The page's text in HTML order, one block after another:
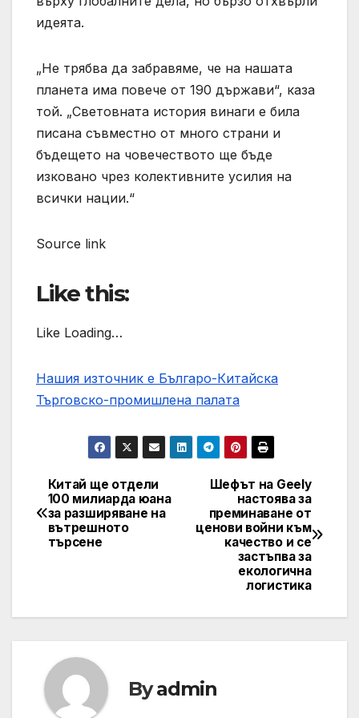
идеята.
„Не трябва да забравяме, че на нашата
планета има повече от 190 държави“, каза
той. „Световната история винаги е била
писана съвместно от много страни и
бъдещето на човечеството ще бъде
изковано чрез колективните усилия на
всички нации.“
Source link
Like this:
Like Loading…
Нашия източник е Българо-Китайска
Търговско-промишлена палaта
Post
navigation
Шефът на Geely
настоява за
преминаване от
ценови войни към
качество и се
застъпва за
екологична
логистика
Китай ще отдели
100 милиарда юана
за разширяване на
вътрешното
търсене
Byadmin